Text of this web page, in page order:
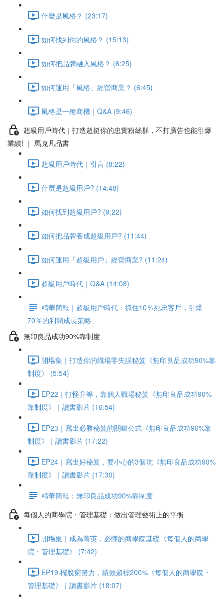
什麼是風格？ (23:17)
如何找到你的風格？ (15:13)
如何把品牌融入風格？ (6:25)
如何運用「風格」經營商業？ (6:45)
風格是一種商機｜Q&A (9:46)
超級用戶時代｜打造超挺你的忠實粉絲群，不打廣告也能引爆
業績! ｜ 馬克凡品書
超級用戶時代｜引言 (8:22)
什麼是超級用戶? (14:48)
如何找到超級用戶? (9:22)
如何把品牌養成超級用戶? (11:44)
如何運用「超級用戶」經營商業? (11:24)
超級用戶時代｜Q&A (14:08)
精華簡報｜超級用戶時代：抓住10％死忠客戶，引爆
70％的利潤成長策略
無印良品成功90%靠制度
開場集｜打造你的職場零失誤秘笈《無印良品成功90%靠
制度》 (5:54)
EP22｜打怪升等，靠個人職場秘笈《無印良品成功90%
靠制度》｜讀書影片 (16:54)
EP23｜寫出必勝秘笈的關鍵公式《無印良品成功90%靠
制度》｜讀書影片 (17:22)
EP24｜寫出好秘笈，要小心的3個坑《無印良品成功90%
靠制度》｜讀書影片 (17:30)
精華簡報：無印良品成功90%靠制度
每個人的商學院・管理基礎：做出管理藝術上的平衡
開場集｜成為菁英，必懂的商學院基礎《每個人的商學
院・管理基礎》 (7:42)
EP19.擺脫窮努力，績效超標200%《每個人的商學院・
管理基礎》｜讀書影片 (18:07)